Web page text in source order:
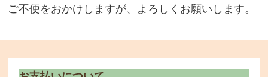
ご不便をおかけしますが、よろしくお願いします。